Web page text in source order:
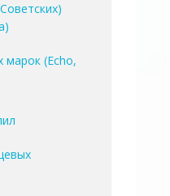
марок (Echo,